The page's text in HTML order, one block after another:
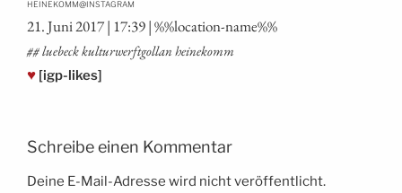
HEINEKOMM@INSTAGRAM
21. Juni 2017 | 17:39 | %%loca­ti­on-name%%
## lue­beck kul­tur­werft­gol­lan heinekomm
♥ [igp-likes]
Schreibe einen Kommentar
Deine E-Mail-Adresse wird nicht veröffentlicht.